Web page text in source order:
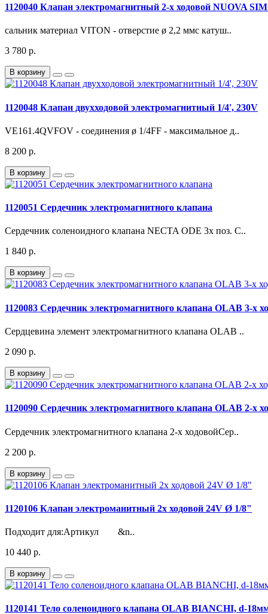
1120040 Клапан электромагнитный 2-х ходовой NUOVA
сальник материал VITON - отверстие ø 2,2 ммс катуш..
3 780 р.
В корзину
1120048 Клапан двухходовой электромагнитный 1/4', 230V
VE161.4QVFOV - соединения ø 1/4FF - максимальное д..
8 200 р.
В корзину
1120051 Сердечник электромагнитного клапана
Сердечник соленоидного клапана NECTA ODE 3х поз. С..
1 840 р.
В корзину
1120083 Сердечник электромагнитного клапана OLAB 3-х
Сердцевина элемент электромагнитного клапана OLAB ..
2 090 р.
В корзину
1120090 Сердечник электромагнитного клапана OLAB 2-х
Сердечник электромагнитного клапана 2-х ходовойСер..
2 200 р.
В корзину
1120106 Клапан электроманитный 2х ходовой 24V Ø 1/8"
Подходит для:Артикул &n..
10 440 р.
В корзину
1120141 Тело соленоидного клапана OLAB BIANCHI, d-